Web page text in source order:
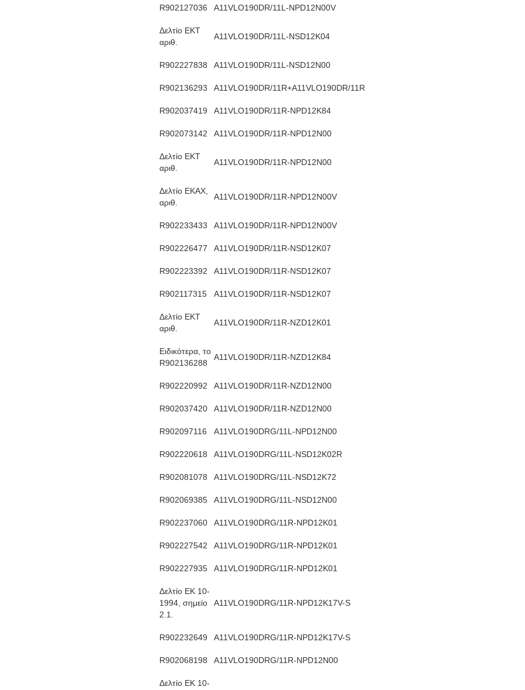
R902127036 Α11VLO190DR/11L-NPD12N00V
Δελτίο ΕΚΤ
αριθ.
Α11VLO190DR/11L-NSD12K04
R902227838 Α11VLO190DR/11L-NSD12N00
R902136293 Α11VLO190DR/11R+A11VLO190DR/11R
R902037419 Α11VLO190DR/11R-NPD12K84
R902073142 Α11VLO190DR/11R-NPD12N00
Δελτίο ΕΚΤ
αριθ.
Α11VLO190DR/11R-NPD12N00
Δελτίο ΕΚΑΧ,
αριθ.
Α11VLO190DR/11R-NPD12N00V
R902233433 Α11VLO190DR/11R-NPD12N00V
R902226477 Α11VLO190DR/11R-NSD12K07
R902223392 Α11VLO190DR/11R-NSD12K07
R902117315 Α11VLO190DR/11R-NSD12K07
Δελτίο ΕΚΤ
αριθ.
Α11VLO190DR/11R-NZD12K01
Ειδικότερα, το
R902136288
Α11VLO190DR/11R-NZD12K84
R902220992 Α11VLO190DR/11R-NZD12N00
R902037420 Α11VLO190DR/11R-NZD12N00
R902097116 Α11VLO190DRG/11L-NPD12N00
R902220618 Α11VLO190DRG/11L-NSD12K02R
R902081078 Α11VLO190DRG/11L-NSD12K72
R902069385 Α11VLO190DRG/11L-NSD12N00
R902237060 Α11VLO190DRG/11R-NPD12K01
R902227542 Α11VLO190DRG/11R-NPD12K01
R902227935 Α11VLO190DRG/11R-NPD12K01
Δελτίο ΕΚ 10-
1994, σημείο
2.1.
Α11VLO190DRG/11R-NPD12K17V-S
R902232649 Α11VLO190DRG/11R-NPD12K17V-S
R902068198 Α11VLO190DRG/11R-NPD12N00
Δελτίο ΕΚ 10-